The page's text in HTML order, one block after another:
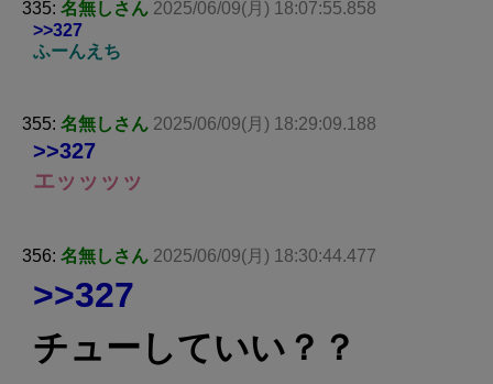
335: 名無しさん 2025/06/09(月) 18:07:55.858
>>327
ふーんえち
355: 名無しさん 2025/06/09(月) 18:29:09.188
>>327
エッッッッ
356: 名無しさん 2025/06/09(月) 18:30:44.477
>>327
チューしていい？？